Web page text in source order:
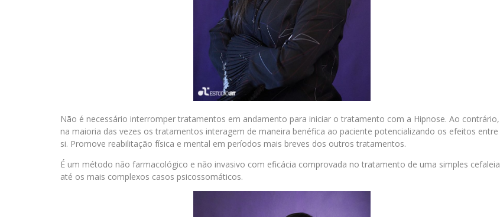
Não é necessário interromper tratamentos em andamento para iniciar o tratamento com a Hipnose. Ao contrário,
na maioria das vezes os tratamentos interagem de maneira benéfica ao paciente potencializando os efeitos entre
si. Promove reabilitação física e mental em períodos mais breves dos outros tratamentos.
É um método não farmacológico e não invasivo com eficácia comprovada no tratamento de uma simples cefaleia
até os mais complexos casos psicossomáticos.